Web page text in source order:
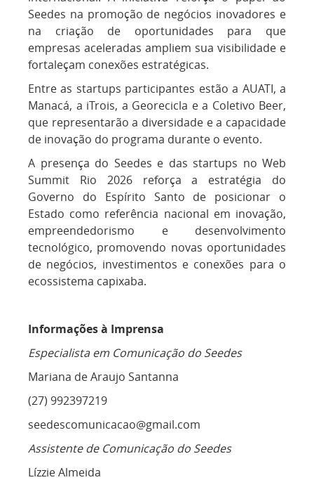
Seedes na promoção de negócios inovadores e
na criação de oportunidades para que
empresas aceleradas ampliem sua visibilidade e
fortaleçam conexões estratégicas.
Entre as startups participantes estão a AUATI, a
Manacá, a iTrois, a Georecicla e a Coletivo Beer,
que representarão a diversidade e a capacidade
de inovação do programa durante o evento.
A presença do Seedes e das startups no Web
Summit Rio 2026 reforça a estratégia do
Governo do Espírito Santo de posicionar o
Estado como referência nacional em inovação,
empreendedorismo e desenvolvimento
tecnológico, promovendo novas oportunidades
de negócios, investimentos e conexões para o
ecossistema capixaba.
Informações à Imprensa
Especialista em Comunicação do Seedes
Mariana de Araujo Santanna
(27) 992397219
seedescomunicacao@gmail.com
Assistente de Comunicação do Seedes
Lízzie Almeida